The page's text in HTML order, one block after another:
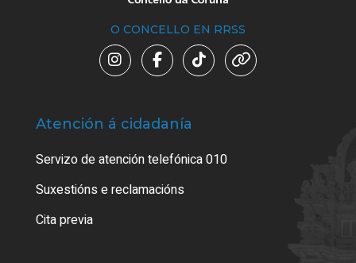
O CONCELLO EN RRSS
Atención á cidadanía
Servizo de atención telefónica 010
Suxestións e reclamacións
Cita previa